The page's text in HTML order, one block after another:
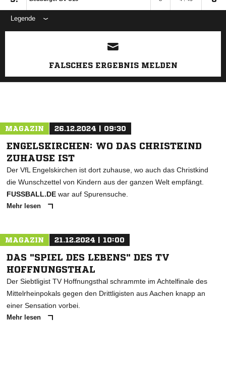
Legende
ANZEIGE
FALSCHES ERGEBNIS MELDEN
MAGAZIN 26.12.2024 | 09:30
ENGELSKIRCHEN: WO DAS CHRISTKIND
ZUHAUSE IST
Der VfL Engelskirchen ist dort zuhause, wo auch das Christkind
die Wunschzettel von Kindern aus der ganzen Welt empfängt.
FUSSBALL.DE war auf Spurensuche.
Mehr lesen
MAGAZIN 21.12.2024 | 10:00
DAS "SPIEL DES LEBENS" DES TV
HOFFNUNGSTHAL
Der Siebtligist TV Hoffnungsthal schrammte im Achtelfinale des
Mittelrheinpokals gegen den Drittligisten aus Aachen knapp an
einer Sensation vorbei.
Mehr lesen